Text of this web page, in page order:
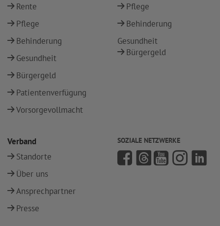
Rente
Pflege
Behinderung
Gesundheit
Bürgergeld
Patientenverfügung
Vorsorgevollmacht
Pflege
Behinderung
Gesundheit
Bürgergeld
Verband
Standorte
Über uns
Ansprechpartner
Presse
SOZIALE NETZWERKE